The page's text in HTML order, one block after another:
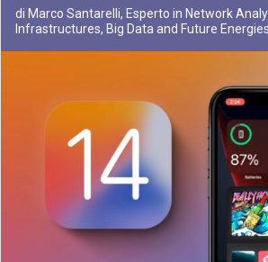
di Marco Santarelli, Esperto in Network
Infrastructures, Big Data and Future Energies